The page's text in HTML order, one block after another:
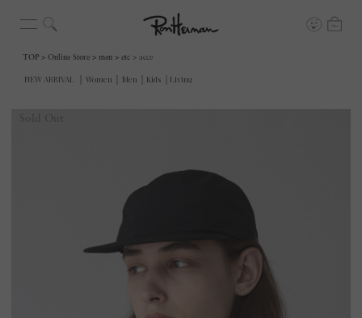
TOP Online Store men etc acce